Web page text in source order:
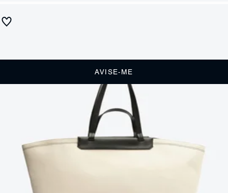
AVISE-ME
Explorando o estilo despojado, essa bolsa shopping grande em lona,
com detalhes sintéticos, é um statement de moda. O fechamento em
botão ímã e o bolso interno garantem praticidade. Com alça de mão e
ombro fixas, a serigrafia SCH na frente adiciona um toque fashionista.
É a combinação perfeita de funcionalidade e moda para um visual
autêntico.
CARACTERÍSTICAS